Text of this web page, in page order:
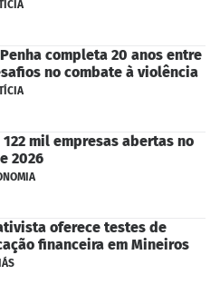
completa 20 anos entre
no combate à violência
122 mil empresas abertas no
2026
oferece testes de
financeira em Mineiros